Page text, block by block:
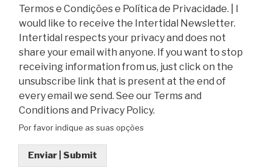
Termos e Condições e Política de Privacidade. | I
would like to receive the Intertidal Newsletter.
Intertidal respects your privacy and does not
share your email with anyone. If you want to stop
receiving information from us, just click on the
unsubscribe link that is present at the end of
every email we send. See our Terms and
Conditions and Privacy Policy.
Por favor indique as suas opções
Enviar | Submit